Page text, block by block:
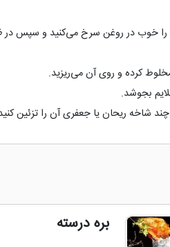
را خوب در روغن سرخ می‌كنید و سپس
كرده و روی آن می‌ریزید.
بجوشد.
شاخه ریحان یا جعفری آن را تزئین
بره درسته